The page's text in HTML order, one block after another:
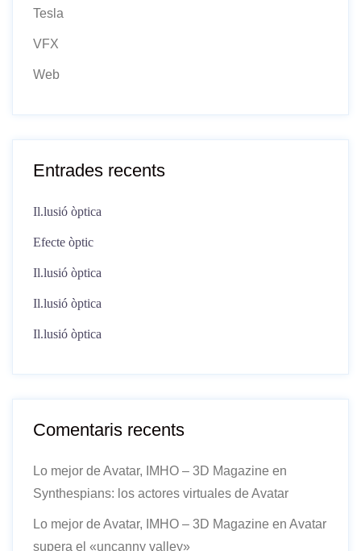
Tesla
VFX
Web
Entrades recents
Il.lusió òptica
Efecte òptic
Il.lusió òptica
Il.lusió òptica
Il.lusió òptica
Comentaris recents
Lo mejor de Avatar, IMHO – 3D Magazine en
Synthespians: los actores virtuales de Avatar
Lo mejor de Avatar, IMHO – 3D Magazine en Avatar
supera el «uncanny valley»